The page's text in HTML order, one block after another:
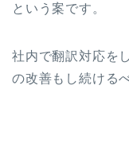
という案です。
社内で翻訳対応を
の改善もし続ける